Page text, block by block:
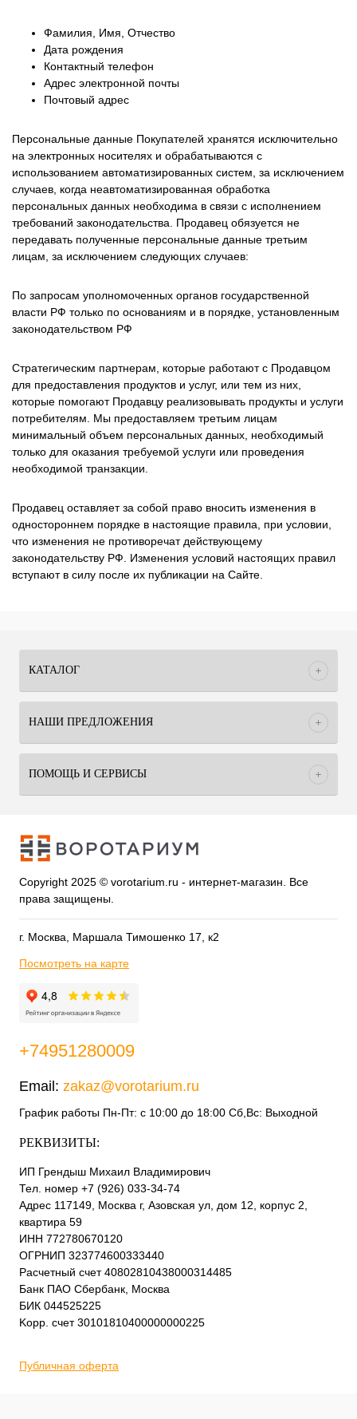
Фамилия, Имя, Отчество
Дата рождения
Контактный телефон
Адрес электронной почты
Почтовый адрес
Персональные данные Покупателей хранятся исключительно
на электронных носителях и обрабатываются с
использованием автоматизированных систем, за исключением
случаев, когда неавтоматизированная обработка
персональных данных необходима в связи с исполнением
требований законодательства. Продавец обязуется не
передавать полученные персональные данные третьим
лицам, за исключением следующих случаев:
По запросам уполномоченных органов государственной
власти РФ только по основаниям и в порядке, установленным
законодательством РФ
Стратегическим партнерам, которые работают с Продавцом
для предоставления продуктов и услуг, или тем из них,
которые помогают Продавцу реализовывать продукты и услуги
потребителям. Мы предоставляем третьим лицам
минимальный объем персональных данных, необходимый
только для оказания требуемой услуги или проведения
необходимой транзакции.
Продавец оставляет за собой право вносить изменения в
одностороннем порядке в настоящие правила, при условии,
что изменения не противоречат действующему
законодательству РФ. Изменения условий настоящих правил
вступают в силу после их публикации на Сайте.
КАТАЛОГ
НАШИ ПРЕДЛОЖЕНИЯ
ПОМОЩЬ И СЕРВИСЫ
Copyright 2025 © vorotarium.ru - интернет-магазин. Все
права защищены.
г. Москва, Маршала Тимошенко 17, к2
Посмотреть на карте
+74951280009
Email: zakaz@vorotarium.ru
График работы Пн-Пт: с 10:00 до 18:00 Сб,Вс: Выходной
РЕКВИЗИТЫ:
ИП Грендыш Михаил Владимирович
Тел. номер +7 (926) 033-34-74
Адрес 117149, Москва г, Азовская ул, дом 12, корпус 2,
квартира 59
ИНН 772780670120
ОГРНИП 323774600333440
Расчетный счет 40802810438000314485
Банк ПАО Сбербанк, Москва
БИК 044525225
Kорр. счет 30101810400000000225
Публичная оферта